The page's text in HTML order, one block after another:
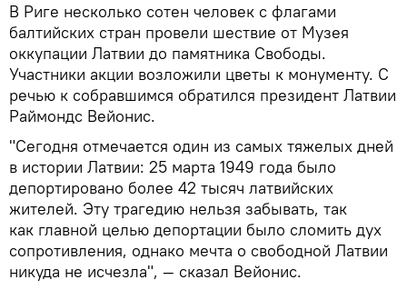
В Риге несколько сотен человек с флагами
балтийских стран провели шествие от Музея
оккупации Латвии до памятника Свободы.
Участники акции возложили цветы к монументу. С
речью к собравшимся обратился президент Латвии
Раймондс Вейонис.
"Сегодня отмечается один из самых тяжелых дней
в истории Латвии: 25 марта 1949 года было
депортировано более 42 тысяч латвийских
жителей. Эту трагедию нельзя забывать, так
как главной целью депортации было сломить дух
сопротивления, однако мечта о свободной Латвии
никуда не исчезла", — сказал Вейонис.